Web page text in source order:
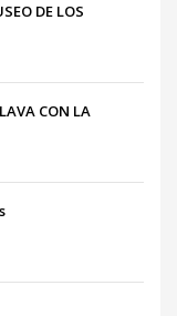
DE LOS
CON LA